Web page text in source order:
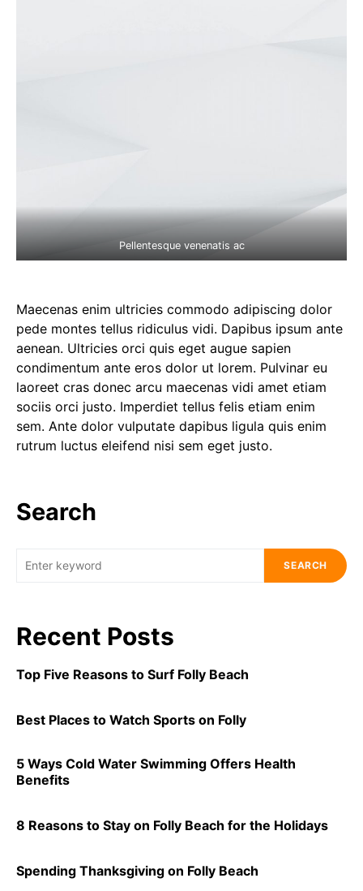
Pellentesque venenatis ac
Maecenas enim ultricies commodo adipiscing dolor
pede montes tellus ridiculus vidi. Dapibus ipsum ante
aenean. Ultricies orci quis eget augue sapien
condimentum ante eros dolor ut lorem. Pulvinar eu
laoreet cras donec arcu maecenas vidi amet etiam
sociis orci justo. Imperdiet tellus felis etiam enim
sem. Ante dolor vulputate dapibus ligula quis enim
rutrum luctus eleifend nisi sem eget justo.
Search
SEARCH
Recent Posts
Top Five Reasons to Surf Folly Beach
Best Places to Watch Sports on Folly
5 Ways Cold Water Swimming Offers Health
Benefits
8 Reasons to Stay on Folly Beach for the Holidays
Spending Thanksgiving on Folly Beach